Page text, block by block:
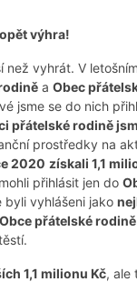
výhra!
než vyhrát. V
a Obec
jsme se do nich
přátelské rodině
prostředky na
2020 získali 1,1
přihlásit jen do
byli vyhlášeni jako
Obce přátelské rodině
1,1 milionu Kč, ale